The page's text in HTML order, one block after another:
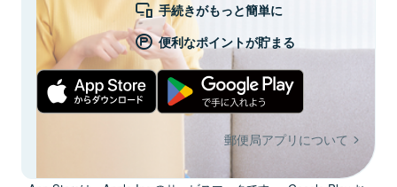
手続きがもっと簡単に
便利なポイントが貯まる
郵便局アプリについて